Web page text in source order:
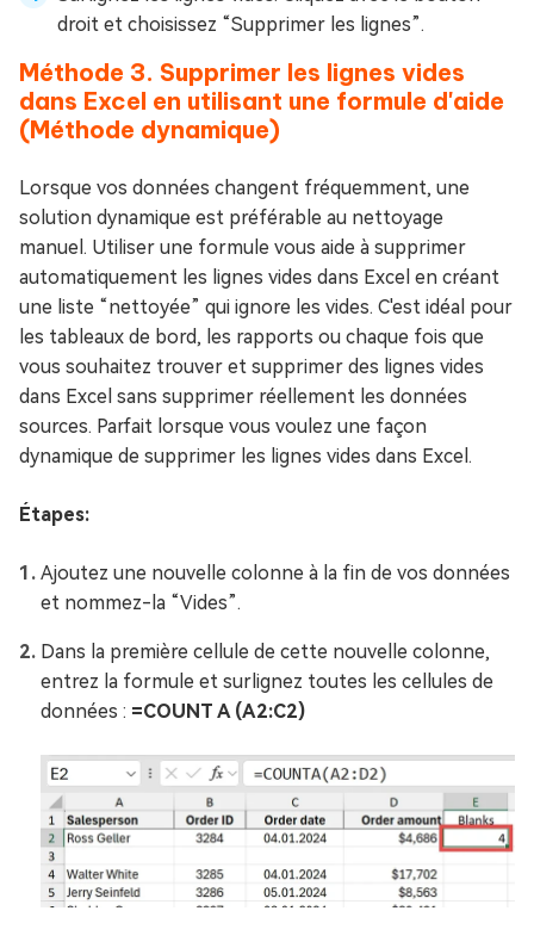
droit et choisissez “Supprimer les lignes”.
Méthode 3. Supprimer les lignes vides
dans Excel en utilisant une formule d'aide
(Méthode dynamique)
Lorsque vos données changent fréquemment, une
solution dynamique est préférable au nettoyage
manuel. Utiliser une formule vous aide à supprimer
automatiquement les lignes vides dans Excel en créant
une liste “nettoyée” qui ignore les vides. C'est idéal pour
les tableaux de bord, les rapports ou chaque fois que
vous souhaitez trouver et supprimer des lignes vides
dans Excel sans supprimer réellement les données
sources. Parfait lorsque vous voulez une façon
dynamique de supprimer les lignes vides dans Excel.
Étapes:
Ajoutez une nouvelle colonne à la fin de vos données
et nommez-la “Vides”.
Dans la première cellule de cette nouvelle colonne,
entrez la formule et surlignez toutes les cellules de
données : =COUNT A (A2:C2)